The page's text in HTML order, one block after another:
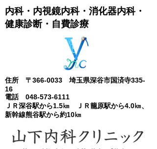
内科・内視鏡内科​・消化器内科・
健康診断・自費診療
住所 〒366-0033 埼玉県深谷市国済寺335-
16
電話048-573-6111
ＪＲ深谷駅から1.5㎞ ＪＲ籠原駅から4.0㎞、
新幹線熊谷駅から約10㎞